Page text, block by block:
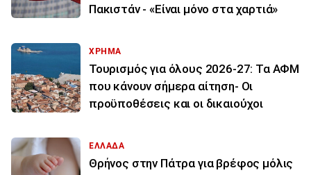
Πακιστάν - «Είναι μόνο στα χαρτιά»
ΧΡΗΜΑ
Τουρισμός για όλους 2026-27: Τα ΑΦΜ
που κάνουν σήμερα αίτηση- Οι
προϋποθέσεις και οι δικαιούχοι
ΕΛΛΑΔΑ
Θρήνος στην Πάτρα για βρέφος μόλις